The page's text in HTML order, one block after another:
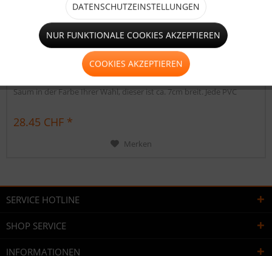
PVC klar mit farbigem Saum ca. 1060g/m²
Maßgerfertigte PVC Plane in professioneller Planenqualität (LKW
Plane) ca. 1.060g/qm nach Ihren Angaben konfektioniert. Unsere
PVC Planen haben einen stabilen rundum verschweißten farbigen
Saum in der Farbe Ihrer Wahl, dieser ist ca. 7cm breit. Jede PVC
28.45 CHF *
Merken
SERVICE HOTLINE
SHOP SERVICE
INFORMATIONEN
DATENSCHUTZEINSTELLUNGEN
NUR FUNKTIONALE COOKIES AKZEPTIEREN
COOKIES AKZEPTIEREN